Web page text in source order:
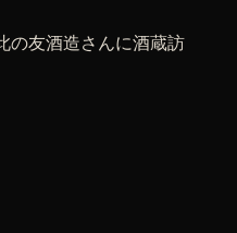
の友酒造さんに酒蔵訪